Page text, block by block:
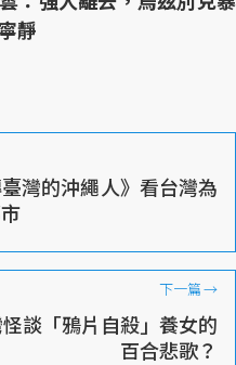
靜
灣的沖繩人》看台灣為
下一篇→
談「鴉片自殺」養女的
百合悲歌？